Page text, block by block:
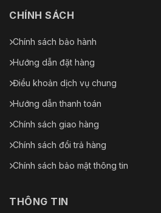
CHÍNH SÁCH
Chính sách bảo hành
Hướng dẫn đặt hàng
Điều khoản dịch vụ chung
Hướng dẫn thanh toán
Chính sách giao hàng
Chính sách đổi trả hàng
Chính sách bảo mật thông tin
THÔNG TIN